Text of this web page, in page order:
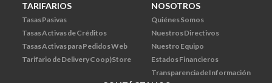
TARIFARIOS
Tasas Pasivas
Tasas Activas de Créditos
Tasas Activas para Pedidos Web
Tarifario de Delivery Coop)Store
NOSOTROS
Quiénes Somos
Nuestros Directivos
Nuestro Equipo
Estados Financieros
Transparencia de Información